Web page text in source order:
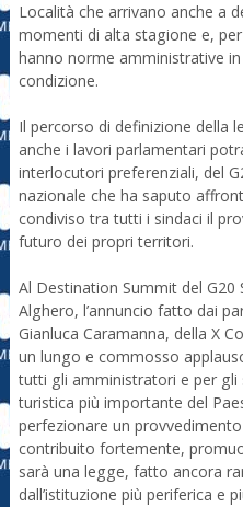
Località che arrivano anche a
momenti di alta stagione e,
hanno norme amministrative
condizione.
Il percorso di definizione della
anche i lavori parlamentari
interlocutori preferenziali, del
nazionale che ha saputo
condiviso tra tutti i sindaci il
futuro dei propri territori.
Al Destination Summit del
Alghero, l’annuncio fatto dai
Gianluca Caramanna, della X
un lungo e commosso
tutti gli amministratori e per gli
turistica più importante del
perfezionare un
contribuito fortemente,
sarà una legge, fatto ancora
dall’istituzione più periferica e